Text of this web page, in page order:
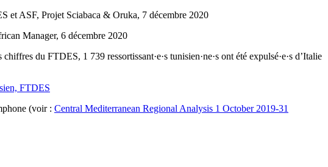
et ASF, Projet Sciabaca & Oruka, 7 décembre 2020
Manager, 6 décembre 2020
du FTDES, 1 739 ressortissant·e·s tunisien·ne·s ont été expulsé·e·s d’Italie
FTDES
(voir : Central Mediterranean Regional Analysis 1 October 2019-31